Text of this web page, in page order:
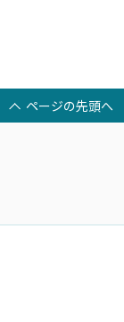
ページの先頭へ